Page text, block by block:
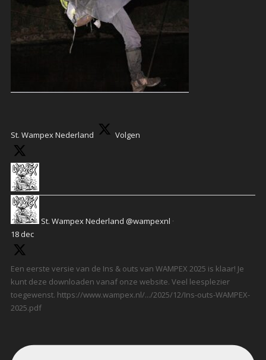
St. Wampex Nederland Volgen
St. Wampex Nederland @wampexnl ·
18 dec
Een eerste versie van de Ins & outs van WAMPEX 2025 is klaar! Je
kunt deze downloaden vanaf onze website. Veel leesplezier
toegewenst. https://www.wampex.nl/.../2025/12/Ins-outs-WAMPEX-
2025.pdf